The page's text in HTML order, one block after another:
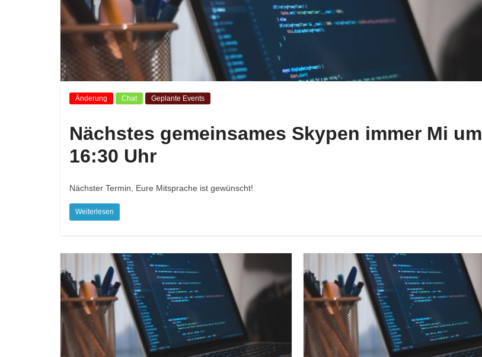
Änderung Chat Geplante Events
Nächstes gemeinsames Skypen immer Mi um
16:30 Uhr
Nächster Termin, Eure Mitsprache ist gewünscht!
Weiterlesen